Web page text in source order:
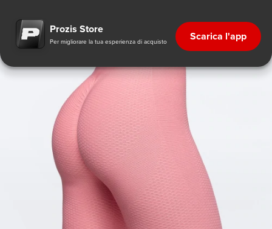
Prozis Store
Per migliorare la tua esperienza di acquisto Scarica l'app